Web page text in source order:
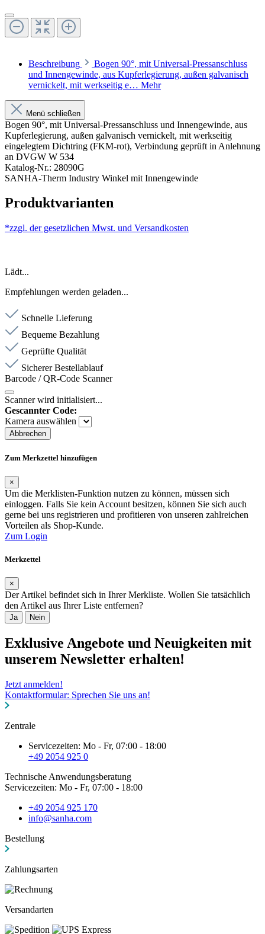
Beschreibung
Bogen 90°, mit Universal-Pressanschluss
und Innengewinde, aus Kupferlegierung, außen galvanisch
vernickelt, mit werkseitig e… Mehr
Menü schließen
Bogen 90°, mit Universal-Pressanschluss und Innengewinde, aus
Kupferlegierung, außen galvanisch vernickelt, mit werkseitig
eingelegtem Dichtring (FKM-rot), Verbindung geprüft in Anlehnung
an DVGW W 534
Katalog-Nr.: 28090G
SANHA-Therm Industry Winkel mit Innengewinde
Produktvarianten
*zzgl. der gesetzlichen Mwst. und Versandkosten
Lädt...
Empfehlungen werden geladen...
Schnelle Lieferung
Bequeme Bezahlung
Geprüfte Qualität
Sicherer Bestellablauf
Barcode / QR-Code Scanner
Scanner wird initialisiert...
Gescannter Code:
Kamera auswählen
Abbrechen
Zum Merkzettel hinzufügen
×
Um die Merklisten-Funktion nutzen zu können, müssen sich
einloggen. Falls Sie kein Account besitzen, können Sie sich auch
gerne bei uns registrieren und profitieren von unseren zahlreichen
Vorteilen als Shop-Kunde.
Zum Login
Merkzettel
×
Der Artikel befindet sich in Ihrer Merkliste. Wollen Sie tatsächlich
den Artikel aus Ihrer Liste entfernen?
Ja Nein
Exklusive Angebote und Neuigkeiten mit
unserem Newsletter erhalten!
Jetzt anmelden!
Kontaktformular: Sprechen Sie uns an!
Zentrale
Servicezeiten: Mo - Fr, 07:00 - 18:00
+49 2054 925 0
Technische Anwendungsberatung
Servicezeiten: Mo - Fr, 07:00 - 18:00
+49 2054 925 170
info@sanha.com
Bestellung
Zahlungsarten
Versandarten